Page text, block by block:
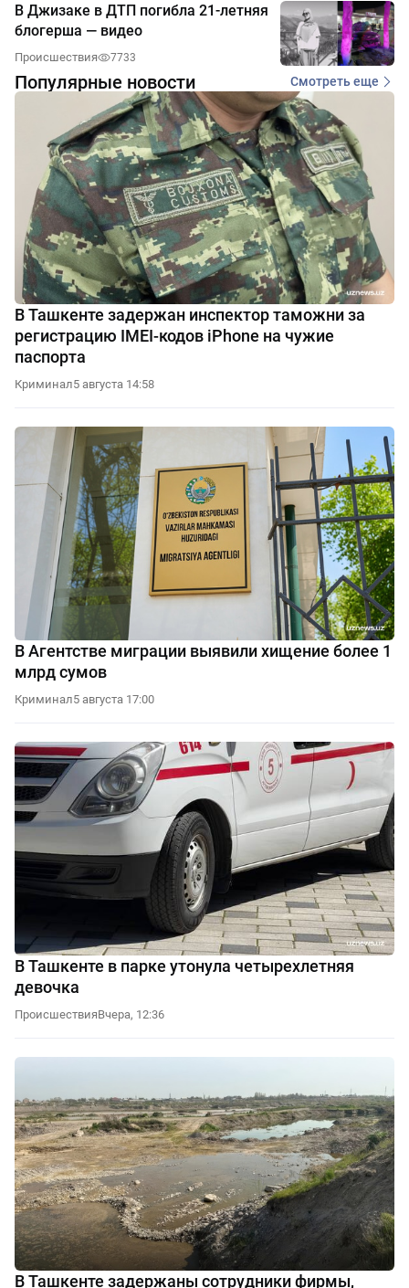
В Джизаке в ДТП погибла 21-летняя
блогерша — видео
Происшествия 7733
Популярные новости Смотреть еще
В Ташкенте задержан инспектор таможни за
регистрацию IMEI-кодов iPhone на чужие
паспорта
Криминал5 августа 14:58
В Агентстве миграции выявили хищение более 1
млрд сумов
Криминал5 августа 17:00
В Ташкенте в парке утонула четырехлетняя
девочка
ПроисшествияВчера, 12:36
В Ташкенте задержаны сотрудники фирмы,